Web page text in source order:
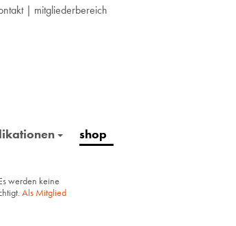
| mitgliederbereich
shop
werden keine
Als Mitglied